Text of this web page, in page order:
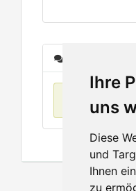
Ihre
uns
Diese
und
Ihnen
zu